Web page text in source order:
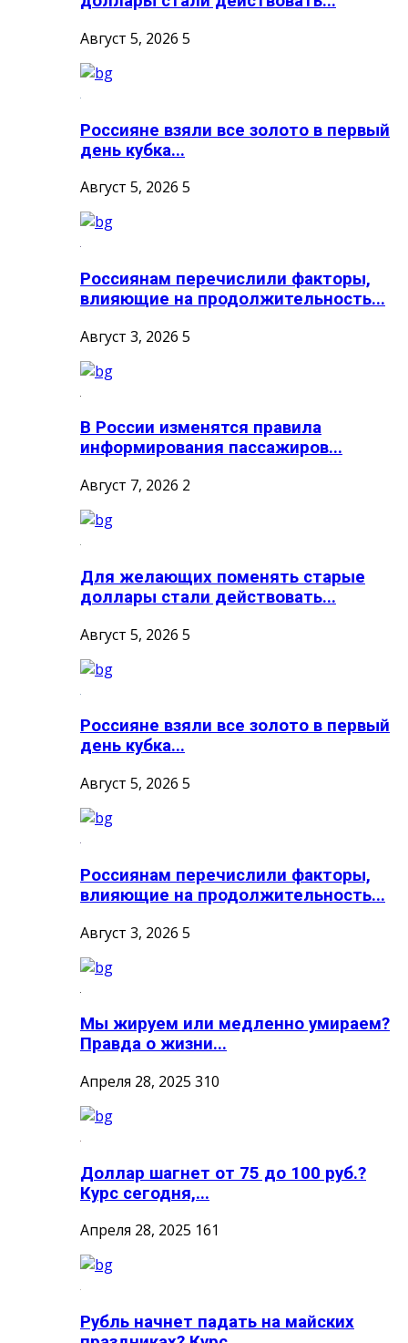
Август 5, 2026 5
Россияне взяли все золото в первый
день кубка...
Август 5, 2026 5
Россиянам перечислили факторы,
влияющие на продолжительность...
Август 3, 2026 5
В России изменятся правила
информирования пассажиров...
Август 7, 2026 2
Для желающих поменять старые
доллары стали действовать...
Август 5, 2026 5
Россияне взяли все золото в первый
день кубка...
Август 5, 2026 5
Россиянам перечислили факторы,
влияющие на продолжительность...
Август 3, 2026 5
Мы жируем или медленно умираем?
Правда о жизни...
Апреля 28, 2025 310
Доллар шагнет от 75 до 100 руб.?
Курс сегодня,...
Апреля 28, 2025 161
Рубль начнет падать на майских